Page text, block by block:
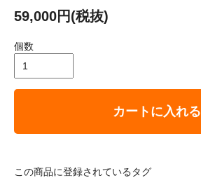
59,000円(税抜)
個数
カートに入れる
この商品に登録されているタグ